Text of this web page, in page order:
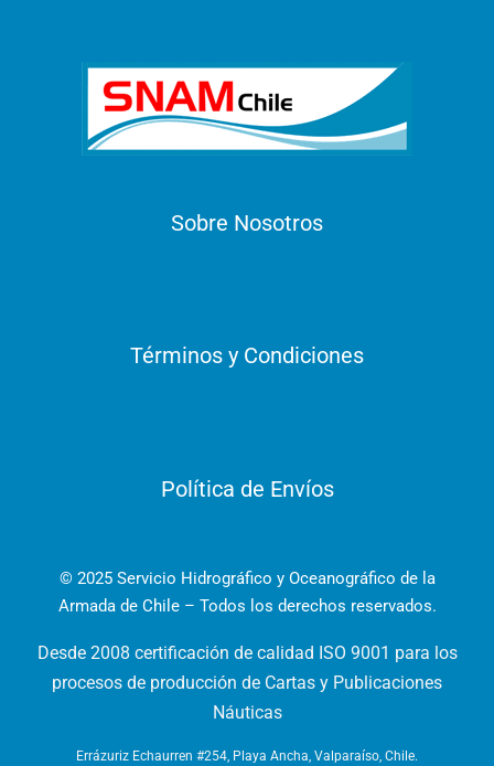
Sobre Nosotros
Términos y Condiciones
Política de Envíos
© 2025 Servicio Hidrográfico y Oceanográfico de la
Armada de Chile – Todos los derechos reservados.
Desde 2008 certificación de calidad ISO 9001 para los
procesos de producción de Cartas y Publicaciones
Náuticas
Errázuriz Echaurren #254, Playa Ancha, Valparaíso, Chile.